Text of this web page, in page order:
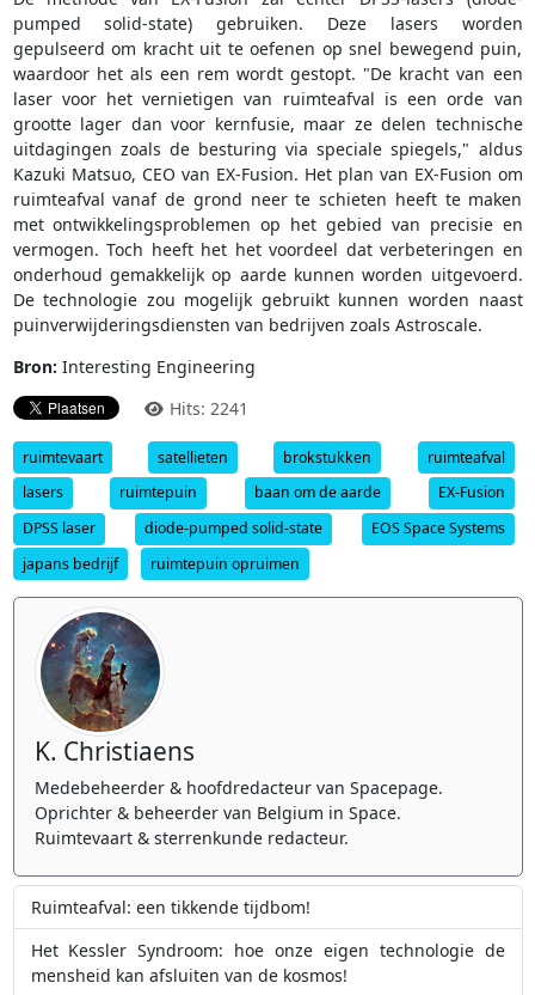
pumped solid-state) gebruiken. Deze lasers worden
gepulseerd om kracht uit te oefenen op snel bewegend puin,
waardoor het als een rem wordt gestopt. "De kracht van een
laser voor het vernietigen van ruimteafval is een orde van
grootte lager dan voor kernfusie, maar ze delen technische
uitdagingen zoals de besturing via speciale spiegels," aldus
Kazuki Matsuo, CEO van EX-Fusion. Het plan van EX-Fusion om
ruimteafval vanaf de grond neer te schieten heeft te maken
met ontwikkelingsproblemen op het gebied van precisie en
vermogen. Toch heeft het het voordeel dat verbeteringen en
onderhoud gemakkelijk op aarde kunnen worden uitgevoerd.
De technologie zou mogelijk gebruikt kunnen worden naast
puinverwijderingsdiensten van bedrijven zoals Astroscale.
Bron: Interesting Engineering
Hits: 2241
ruimtevaart satellieten brokstukken
ruimteafval
lasers
ruimtepuin baan om de aarde
EX-Fusion
DPSS laser
diode-pumped solid-state
EOS Space Systems
japans bedrijf
ruimtepuin opruimen
K. Christiaens
Medebeheerder & hoofdredacteur van Spacepage.
Oprichter & beheerder van Belgium in Space.
Ruimtevaart & sterrenkunde redacteur.
Ruimteafval: een tikkende tijdbom!
Het Kessler Syndroom: hoe onze eigen technologie de
mensheid kan afsluiten van de kosmos!